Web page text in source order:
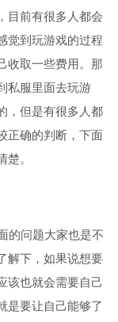
目前有很多人都会
觉到玩游戏的过程
收取一些费用。那
私服里面去玩游
，但是有很多人都
正确的判断，下面
。
的问题大家也是不
解下，如果说想要
该也就会需要自己
是要让自己能够了